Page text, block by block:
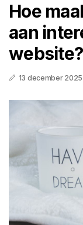
Hoe
aan
website?
13 december 2025